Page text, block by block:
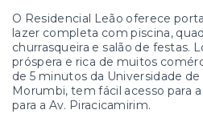
O Residencial Leão oferece
lazer completa com piscina,
churrasqueira e salão de festas.
próspera e rica de muitos
de 5 minutos da Universidade
Morumbi, tem fácil acesso para
para a Av. Piracicamirim.